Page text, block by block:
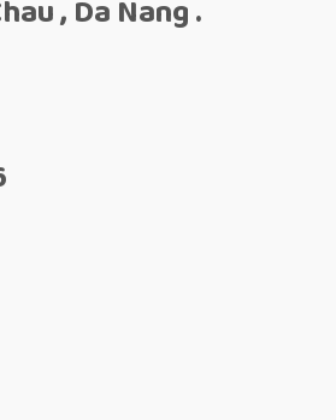
, Da Nang .